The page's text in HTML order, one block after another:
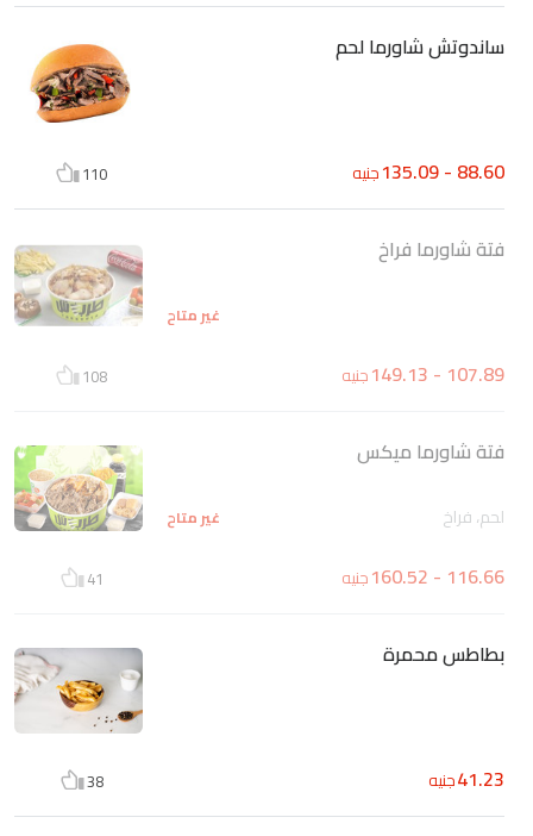
ساندوتش شاورما لحم
88.60 - 135.09 جنيه 110
فتة شاورما فراخ
غير متاح
107.89 - 149.13 جنيه 108
فتة شاورما ميكس
لحم، فراخ غير متاح
116.66 - 160.52 جنيه 41
بطاطس محمرة
41.23جنيه 38